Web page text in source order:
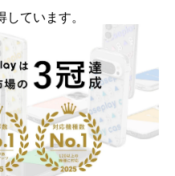
ています。